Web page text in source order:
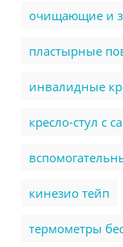
очищающие и
пластырные
инвалидные
кресло-стул с
кинезио тейп
термометры